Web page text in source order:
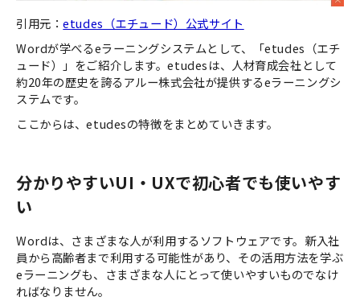
引用元：etudes（エチュード）公式サイト
Wordが学べるeラーニングシステムとして、「etudes（エチ
ュード）」をご紹介します。etudesは、人材育成会社として
約20年の歴史を誇るアルー株式会社が提供するeラーニングシ
ステムです。
ここからは、etudesの特徴をまとめていきます。
分かりやすいUI・UXで初心者でも使いやす
い
Wordは、さまざまな人が利用するソフトウェアです。新入社
員から高齢者まで利用する可能性があり、その活用方法を学ぶ
eラーニングも、さまざまな人にとって使いやすいものでなけ
ればなりません。